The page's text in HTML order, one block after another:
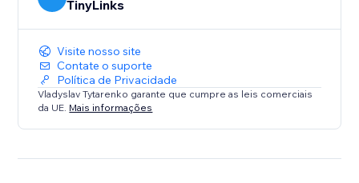
TinyLinks
Visite nosso site
Contate o suporte
Política de Privacidade
Vladyslav Tytarenko garante que cumpre as leis comerciais
da UE. Mais informações